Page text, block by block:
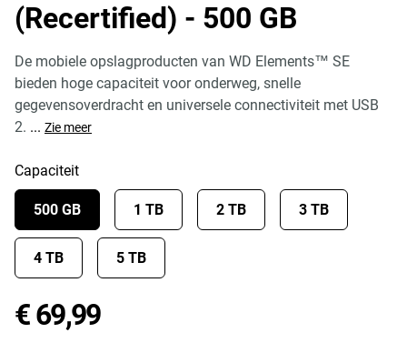
(Recertified) - 500 GB
De mobiele opslagproducten van WD Elements™ SE
bieden hoge capaciteit voor onderweg, snelle
gegevensoverdracht en universele connectiviteit met USB
2. ... Zie meer
Capaciteit
500 GB 1 TB 2 TB 3 TB
4 TB 5 TB
€ 69,99Price € 69,99